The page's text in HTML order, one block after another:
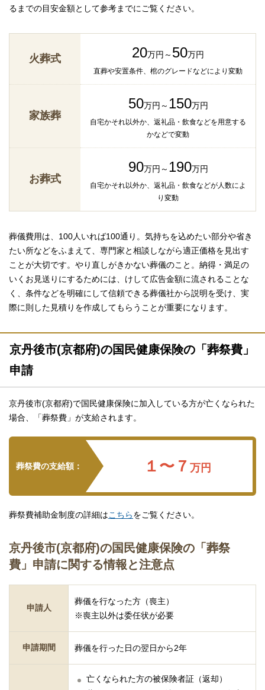
るまでの目安金額として参考までにご覧ください。
火葬式 20万円～ 50万円
直葬や安置条件、棺のグレードなどにより変動
家族葬
50万円～ 150万円
自宅かそれ以外か、返礼品・飲食などを用意する
かなどで変動
お葬式
90万円～ 190万円
自宅かそれ以外か、返礼品・飲食などが人数によ
り変動
葬儀費用は、100人いれば100通り。気持ちを込めたい部分や省き
たい所などをふまえて、専門家と相談しながら適正価格を見出す
ことが大切です。やり直しがきかない葬儀のこと。納得・満足の
いくお見送りにするためには、けして広告金額に流されることな
く、条件などを明確にして信頼できる葬儀社から説明を受け、実
際に則した見積りを作成してもらうことが重要になります。
京丹後市(京都府)の国民健康保険の「葬祭費」
申請
京丹後市(京都府)で国民健康保険に加入している方が亡くなられた
場合、「葬祭費」が支給されます。
葬祭費の支給額： １〜７万円
葬祭費補助金制度の詳細はこちらをご覧ください。
京丹後市(京都府)の国民健康保険の「葬祭
費」申請に関する情報と注意点
申請人
葬儀を行なった方（喪主）
※喪主以外は委任状が必要
申請期間 葬儀を行った日の翌日から2年
亡くなられた方の被保険者証（返却）